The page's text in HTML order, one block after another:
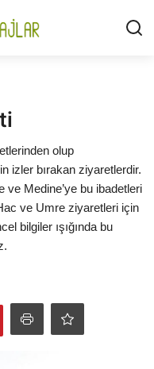
olup
izler bırakan ziyaretlerdir.
Medine’ye bu ibadetleri
ve Umre ziyaretleri için
bilgiler ışığında bu